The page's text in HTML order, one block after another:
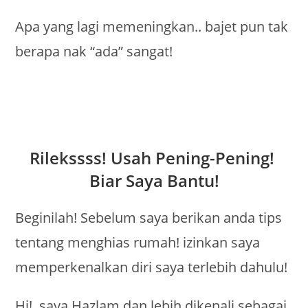
Apa yang lagi memeningkan.. bajet pun tak
berapa nak “ada” sangat!
Rilekssss! Usah Pening-Pening!
Biar Saya Bantu!
Beginilah! Sebelum saya berikan anda tips
tentang menghias rumah! izinkan saya
memperkenalkan diri saya terlebih dahulu!